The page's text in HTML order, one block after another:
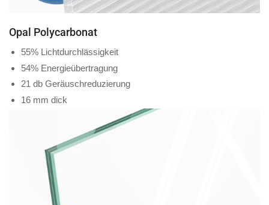
Opal Polycarbonat
55% Lichtdurchlässigkeit
54% Energieübertragung
21 db Geräuschreduzierung
16 mm dick